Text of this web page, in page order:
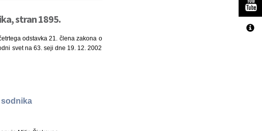
stran 1895.
odstavka 21. člena zakona o
svet na 63. seji dne 19. 12. 2002